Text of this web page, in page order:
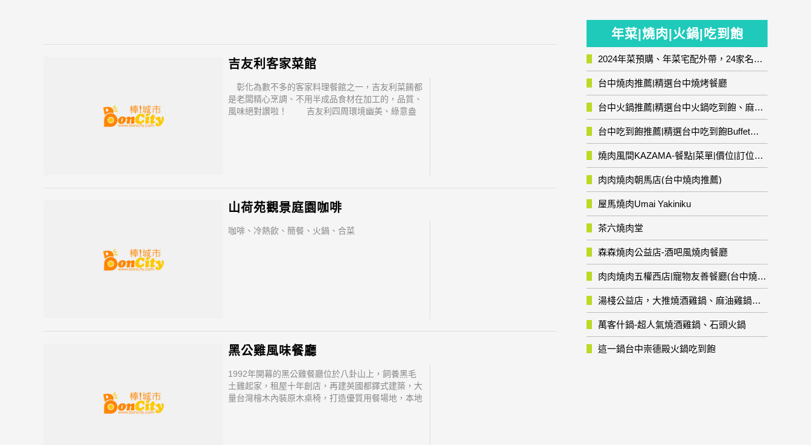
吉友利客家菜館
彰化為數不多的客家料理餐館之一，吉友利菜餚都
是老闆精心烹調、不用半成品食材在加工的，品質、
風味絕對讚啦！ 吉友利四周環境幽美、綠意盎
山荷苑觀景庭園咖啡
咖啡、冷熱飲、簡餐、火鍋、合菜
黑公雞風味餐廳
1992年開幕的黑公雞餐廳位於八卦山上，飼養黑毛
土雞起家，租屋十年創店，再建英國都鐸式建築，大
量台灣檜木內裝原木桌椅，打造優質用餐場地，本地
年菜|燒肉|火鍋|吃到飽
2024年菜預購、年菜宅配外帶，24家名店年菜推薦整理，圍爐輕鬆上菜團圓趣
台中燒肉推薦|精選台中燒烤餐廳
台中火鍋推薦|精選台中火鍋吃到飽、麻辣鍋、鴛鴦鍋、石頭火鍋、酸菜白肉鍋、海鮮鍋、燒酒雞、麻油雞、壽喜燒等熱門人氣火鍋店!
台中吃到飽推薦|精選台中吃到飽Buffet自助餐廳
燒肉風間KAZAMA-餐點|菜單|價位|訂位資訊
肉肉燒肉朝馬店(台中燒肉推薦)
屋馬燒肉Umai Yakiniku
茶六燒肉堂
森森燒肉公益店-酒吧風燒肉餐廳
肉肉燒肉五權西店|寵物友善餐廳(台中燒肉推薦)
湯棧公益店，大推燒酒雞鍋、麻油雞鍋暖暖有夠補
萬客什鍋-超人氣燒酒雞鍋、石頭火鍋
這一鍋台中崇德殿火鍋吃到飽